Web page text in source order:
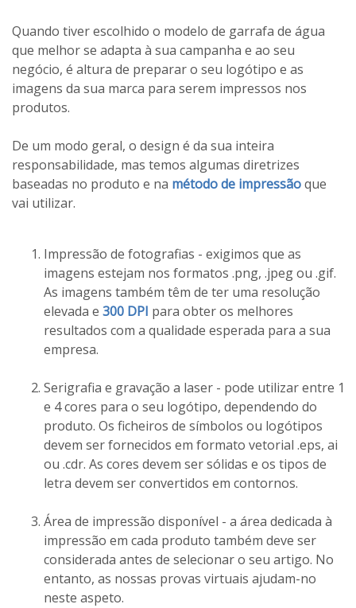
Quando tiver escolhido o modelo de garrafa de água
que melhor se adapta à sua campanha e ao seu
negócio, é altura de preparar o seu logótipo e as
imagens da sua marca para serem impressos nos
produtos.
De um modo geral, o design é da sua inteira
responsabilidade, mas temos algumas diretrizes
baseadas no produto e na método de impressãoque
vai utilizar.
Impressão de fotografias - exigimos que as
imagens estejam nos formatos .png, .jpeg ou .gif.
As imagens também têm de ter uma resolução
elevada e 300 DPI para obter os melhores
resultados com a qualidade esperada para a sua
empresa.
Serigrafia e gravação a laser - pode utilizar entre 1
e 4 cores para o seu logótipo, dependendo do
produto. Os ficheiros de símbolos ou logótipos
devem ser fornecidos em formato vetorial .eps, ai
ou .cdr. As cores devem ser sólidas e os tipos de
letra devem ser convertidos em contornos.
Área de impressão disponível - a área dedicada à
impressão em cada produto também deve ser
considerada antes de selecionar o seu artigo. No
entanto, as nossas provas virtuais ajudam-no
neste aspeto.